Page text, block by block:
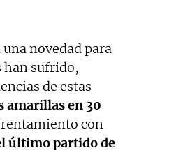
novedad para
han sufrido,
de estas
amarillas en 30
con
último partido de